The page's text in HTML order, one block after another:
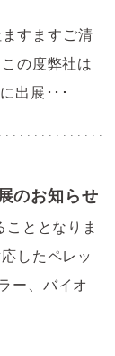
すますご清
の度弊社は
出展･･･
のお知らせ
ととなりま
したペレッ
ー、バイオ